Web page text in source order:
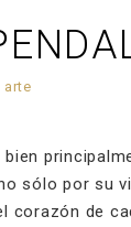
arte
sólo por su
corazón de